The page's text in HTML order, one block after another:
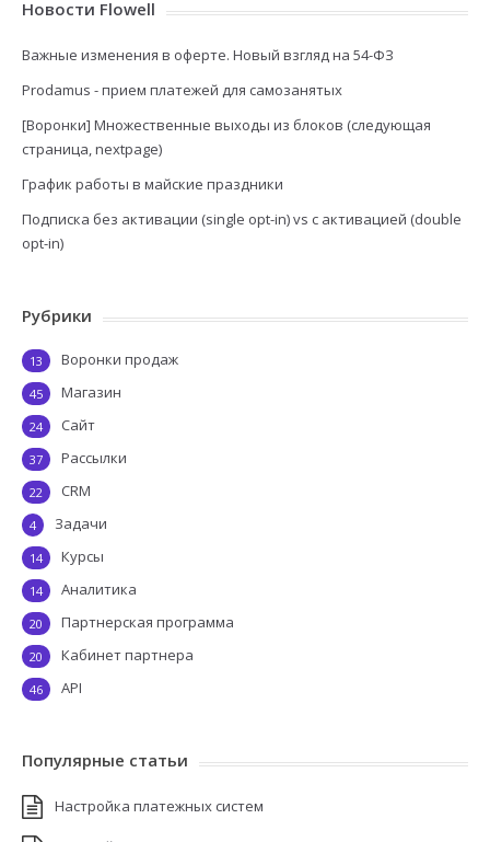
Новости Flowell
Важные изменения в оферте. Новый взгляд на 54-ФЗ
Prodamus - прием платежей для самозанятых
[Воронки] Множественные выходы из блоков (следующая
страница, nextpage)
График работы в майские праздники
Подписка без активации (single opt-in) vs с активацией (double
opt-in)
Рубрики
Воронки продаж
13
Магазин
45
Сайт
24
Рассылки
37
CRM
22
Задачи
4
Курсы
14
Аналитика
14
Партнерская программа
20
Кабинет партнера
20
API
46
Популярные статьи
Настройка платежных систем